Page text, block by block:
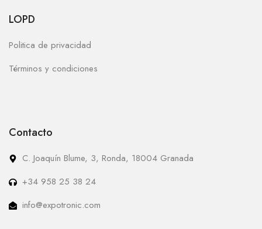
LOPD
Politica de privacidad
Términos y condiciones
Contacto
C. Joaquín Blume, 3, Ronda, 18004 Granada
+34 958 25 38 24
info@expotronic.com